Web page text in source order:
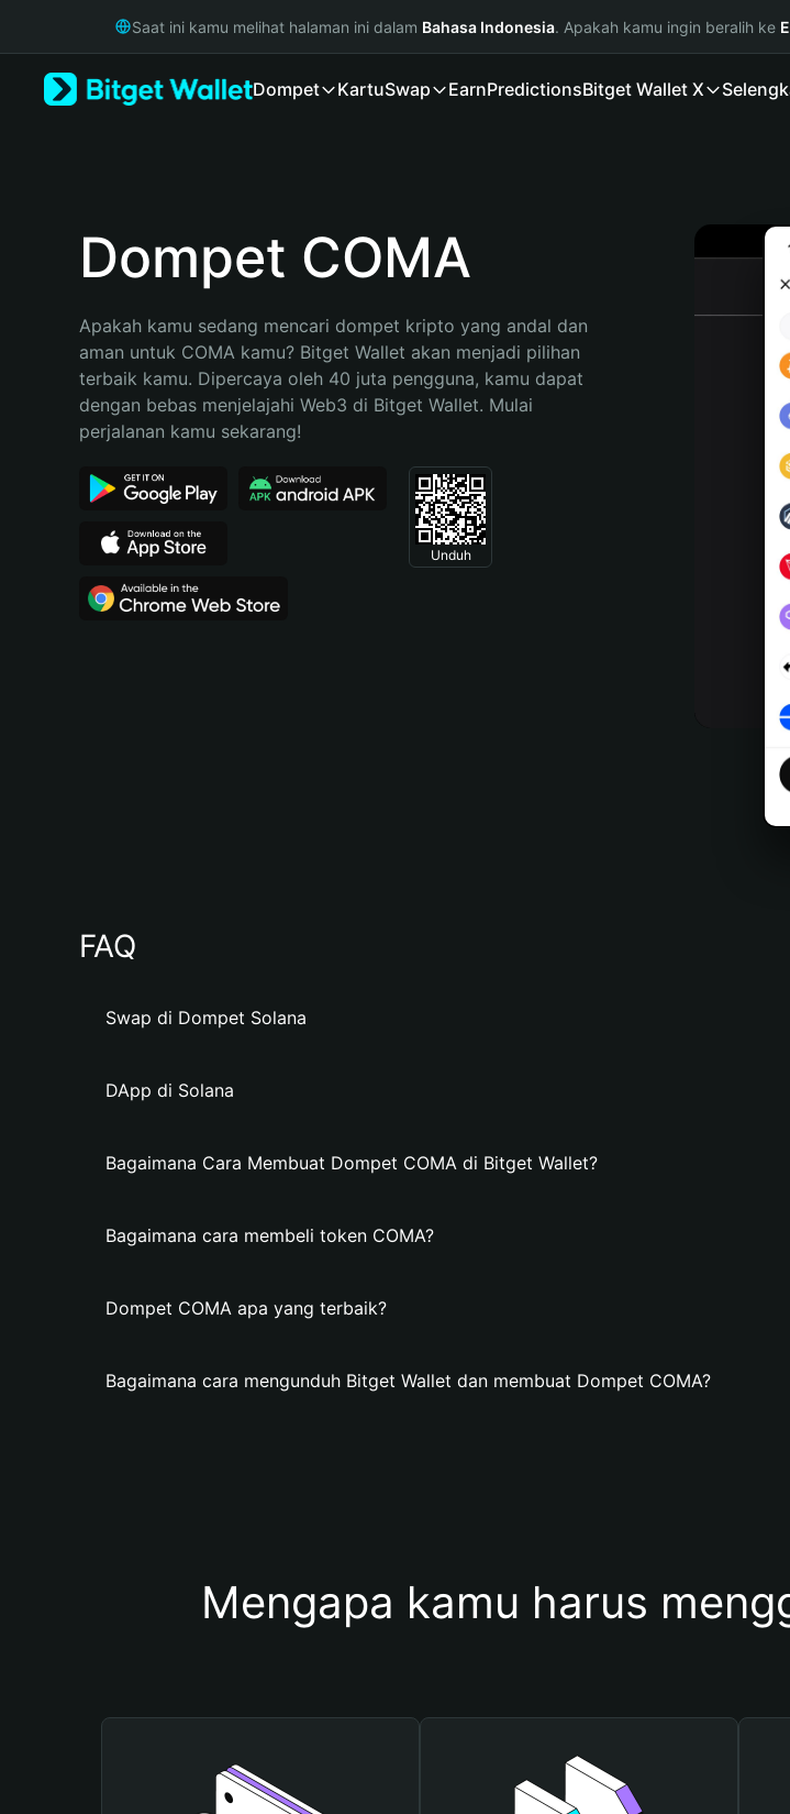
Русский
Bahasa Indonesia
Español (Argentina)
Saat ini kamu melihat halaman ini dalam Bahasa Indonesia. Apakah kamu ingin beralih ke
Dompet KartuSwap EarnPredictionsBitget Wallet X
Dompet COMA
Apakah kamu sedang mencari dompet kripto yang andal dan
aman untuk COMA kamu? Bitget Wallet akan menjadi pilihan
terbaik kamu. Dipercaya oleh 40 juta pengguna, kamu dapat
dengan bebas menjelajahi Web3 di Bitget Wallet. Mulai
perjalanan kamu sekarang!
Unduh
FAQ
Swap di Dompet Solana
DApp di Solana
Bagaimana Cara Membuat Dompet COMA di Bitget Wallet?
Bagaimana cara membeli token COMA?
Dompet COMA apa yang terbaik?
Bagaimana cara mengunduh Bitget Wallet dan membuat Dompet COMA?
Mengapa kamu harus